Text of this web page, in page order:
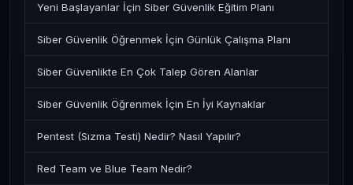
Yeni Başlayanlar İçin Siber Güvenlik Eğitim Planı
Siber Güvenlik Öğrenmek İçin Günlük Çalışma Planı
Siber Güvenlikte En Çok Talep Gören Alanlar
Siber Güvenlik Öğrenmek İçin En İyi Kaynaklar
Pentest (Sızma Testi) Nedir? Nasıl Yapılır?
Red Team ve Blue Team Nedir?